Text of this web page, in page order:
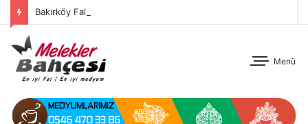
Bakırköy Fal
Menü